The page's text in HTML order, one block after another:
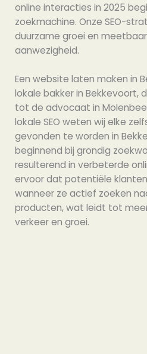
online interacties in 2025
zoekmachine. Onze SEO-
duurzame groei en
aanwezigheid.
Een website laten maken in
lokale bakker in Bekkevoort,
tot de advocaat in
lokale SEO weten wij elke
gevonden te worden in
beginnend bij grondig
resulterend in verbeterde
ervoor dat potentiële
wanneer ze actief zoeken
producten, wat leidt tot
verkeer en groei.